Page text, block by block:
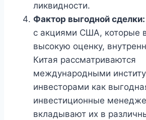
ликвидности.
Фактор выгодной сделки:
с акциями США, которые
высокую оценку,
Китая рассматриваются
международными
инвесторами как
инвестиционные
вкладывают их в